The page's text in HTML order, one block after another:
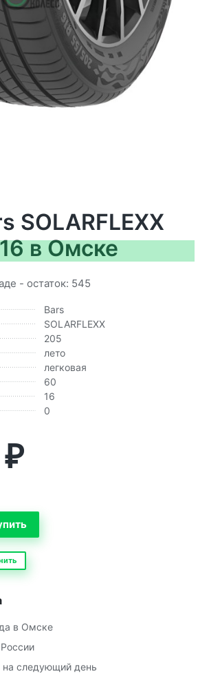
SOLARFLEXX
в Омске
- остаток: 545
Bars
SOLARFLEXX
205
лето
легковая
60
16
0
₽
в Омске
на следующий день